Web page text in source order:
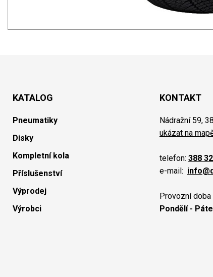
KATALOG
Pneumatiky
Disky
Kompletní kola
Příslušenství
Výprodej
Výrobci
KONTAKT
Nádražní 59,
ukázat na
telefon: 388
e-mail:
Provozní doba
Pondělí -